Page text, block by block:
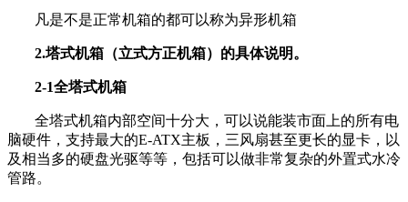
凡是不是正常机箱的都可以称为异形机箱
2.塔式机箱（立式方正机箱）的具体说明。
2-1全塔式机箱
全塔式机箱内部空间十分大，可以说能装市面上的所有电
脑硬件，支持最大的E-ATX主板，三风扇甚至更长的显卡，以
及相当多的硬盘光驱等等，包括可以做非常复杂的外置式水冷
管路。